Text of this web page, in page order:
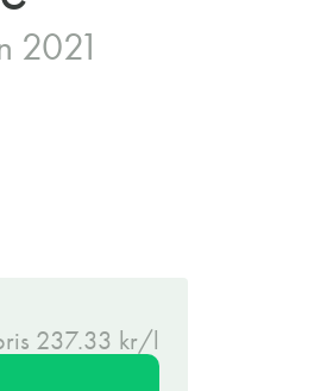
2021
237.33 kr/l